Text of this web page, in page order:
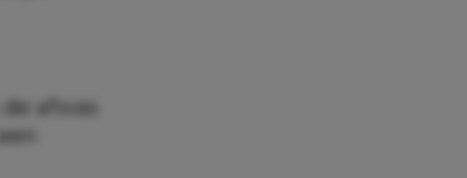
afwas